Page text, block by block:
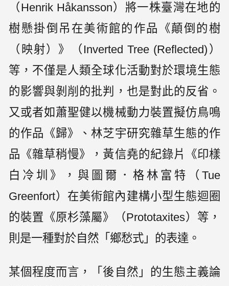
（Henrik Håkansson）將一株臺灣在地的
樹懸掛倒吊在美術館的作品《顛倒的樹
（映射）》（Inverted Tree (Reflected)）
等，不僅是人類全球化活動對於環境生態
的影響與剝削的批判，也是對此的反省。
又或者如蕭聖健以機械動力裝置擬仿鳥鳴
的作品《歸》、林芝宇研究雜草生態的作
品《雜草稍慢》，黃信堯的紀錄片《印樣
白冷圳》，與圖爾．格林富特（Tue
Greenfort）在美術館內建構小型生態迴圈
的裝置《原杉藻屬》（Prototaxites）等，
則是一種對於自然「鄉愁式」的表達。
某個程度而言，「後自然」的生態主義論